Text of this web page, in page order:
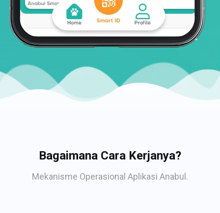
Bagaimana Cara Kerjanya?
Mekanisme Operasional Aplikasi Anabul.